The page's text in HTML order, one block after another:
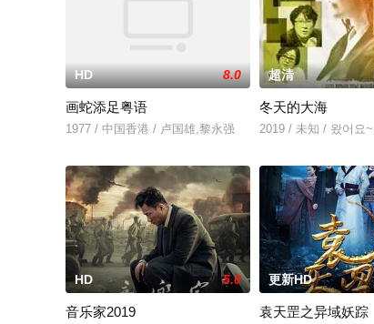
HD 8.0
画蛇添足粤语
1977 / 中国香港 / 卢国雄,黎永强
超清
冬天的大海
2019 / 未知 / 왔어요
HD 5.0
音乐家2019
更新HD
袁天罡之异域妖踪